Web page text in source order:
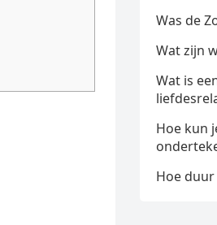
Was de
Wat zijn
Wat is
Hoe kun
Hoe